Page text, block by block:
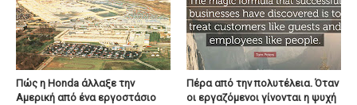
Πώς η Honda άλλαξε την
Αμερική από ένα εργοστάσιο
Πέρα από την πολυτέλεια. Όταν
οι εργαζόμενοι γίνονται η ψυχή